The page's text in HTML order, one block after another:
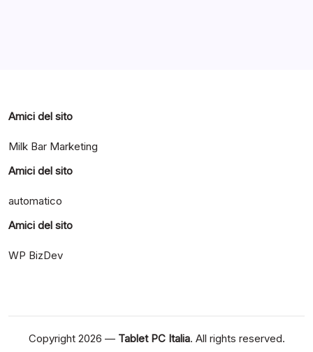
Amici del sito
Milk Bar Marketing
Amici del sito
automatico
Amici del sito
WP BizDev
Copyright 2026 — Tablet PC Italia. All rights reserved.